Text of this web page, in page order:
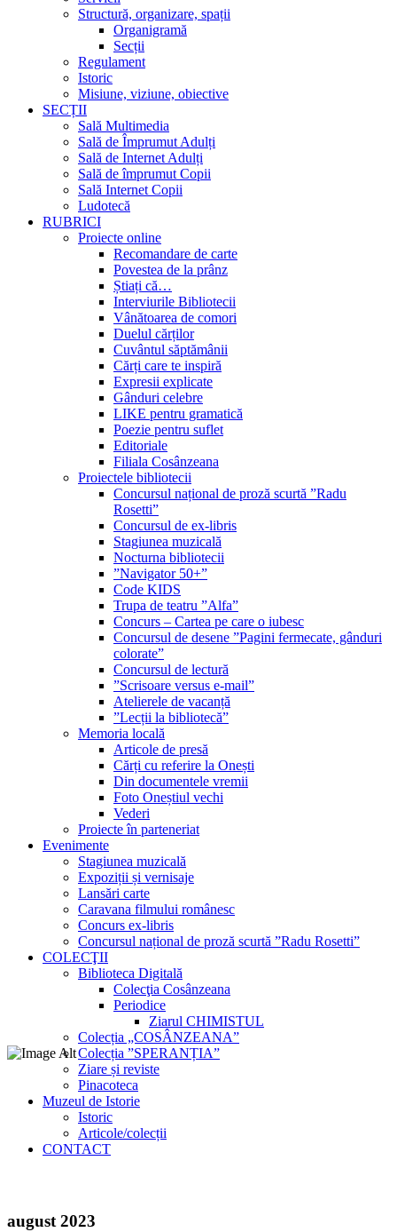
Structură, organizare, spații
Organigramă
Secții
Regulament
Istoric
Misiune, viziune, obiective
SECȚII
Sală Multimedia
Sală de Împrumut Adulți
Sală de Internet Adulți
Sală de împrumut Copii
Sală Internet Copii
Ludotecă
RUBRICI
Proiecte online
Recomandare de carte
Povestea de la prânz
Știați că…
Interviurile Bibliotecii
Vânătoarea de comori
Duelul cărților
Cuvântul săptămânii
Cărți care te inspiră
Expresii explicate
Gânduri celebre
LIKE pentru gramatică
Poezie pentru suflet
Editoriale
Filiala Cosânzeana
Proiectele bibliotecii
Concursul național de proză scurtă ”Radu
Rosetti”
Concursul de ex-libris
Stagiunea muzicală
Nocturna bibliotecii
”Navigator 50+”
Code KIDS
Trupa de teatru ”Alfa”
Concurs – Cartea pe care o iubesc
Concursul de desene ”Pagini fermecate, gânduri
colorate”
Concursul de lectură
”Scrisoare versus e-mail”
Atelierele de vacanță
”Lecții la bibliotecă”
Memoria locală
Articole de presă
Cărți cu referire la Onești
Din documentele vremii
Foto Oneștiul vechi
Vederi
Proiecte în parteneriat
Evenimente
Stagiunea muzicală
Expoziții și vernisaje
Lansări carte
Caravana filmului românesc
Concurs ex-libris
Concursul național de proză scurtă ”Radu Rosetti”
COLECŢII
Biblioteca Digitală
Colecţia Cosânzeana
Periodice
Ziarul CHIMISTUL
Colecția „COSÂNZEANA”
Colecția ”SPERANȚIA”
Ziare și reviste
Pinacoteca
Muzeul de Istorie
Istoric
Articole/colecții
CONTACT
august 2023